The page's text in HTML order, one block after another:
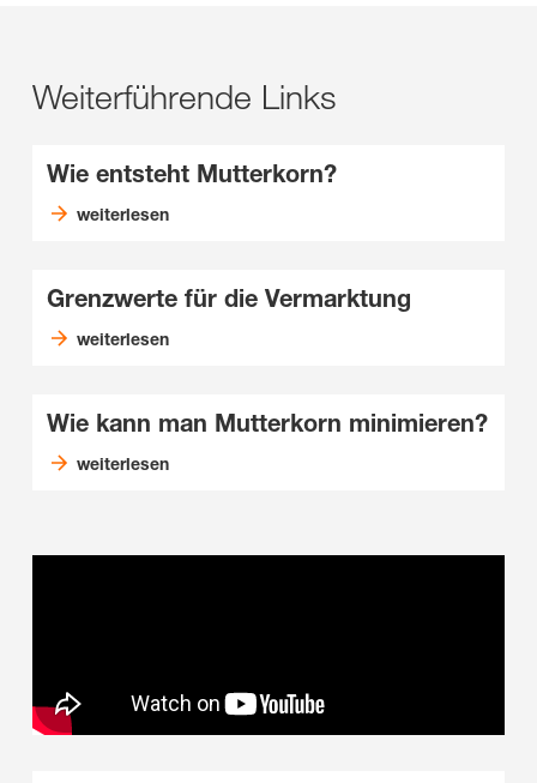
Weiterführende Links
Wie entsteht Mutterkorn?
weiterlesen
Grenzwerte für die Vermarktung
weiterlesen
Wie kann man Mutterkorn minimieren?
weiterlesen